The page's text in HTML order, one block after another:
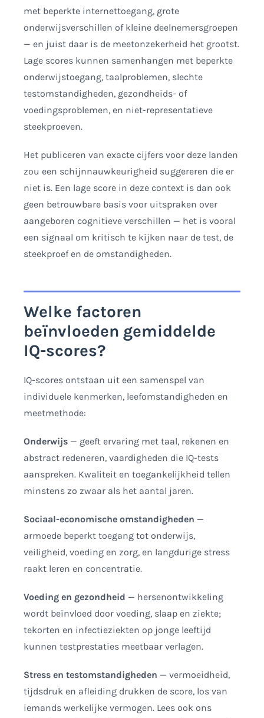
met beperkte internettoegang, grote
onderwijsverschillen of kleine deelnemersgroepen
— en juist daar is de meetonzekerheid het grootst.
Lage scores kunnen samenhangen met beperkte
onderwijstoegang, taalproblemen, slechte
testomstandigheden, gezondheids- of
voedingsproblemen, en niet-representatieve
steekproeven.
Het publiceren van exacte cijfers voor deze landen
zou een schijnnauwkeurigheid suggereren die er
niet is. Een lage score in deze context is dan ook
geen betrouwbare basis voor uitspraken over
aangeboren cognitieve verschillen — het is vooral
een signaal om kritisch te kijken naar de test, de
steekproef en de omstandigheden.
Welke factoren
beïnvloeden gemiddelde
IQ-scores?
IQ-scores ontstaan uit een samenspel van
individuele kenmerken, leefomstandigheden en
meetmethode:
Onderwijs — geeft ervaring met taal, rekenen en
abstract redeneren, vaardigheden die IQ-tests
aanspreken. Kwaliteit en toegankelijkheid tellen
minstens zo zwaar als het aantal jaren.
Sociaal-economische omstandigheden —
armoede beperkt toegang tot onderwijs,
veiligheid, voeding en zorg, en langdurige stress
raakt leren en concentratie.
Voeding en gezondheid — hersenontwikkeling
wordt beïnvloed door voeding, slaap en ziekte;
tekorten en infectieziekten op jonge leeftijd
kunnen testprestaties meetbaar verlagen.
Stress en testomstandigheden — vermoeidheid,
tijdsdruk en afleiding drukken de score, los van
iemands werkelijke vermogen. Lees ook ons